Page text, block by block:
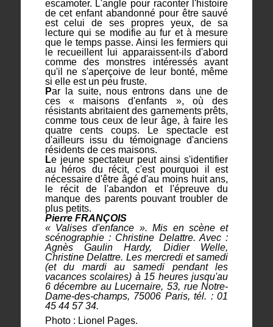
escamoter. L'angle pour raconter l'histoire
de cet enfant abandonné pour être sauvé
est celui de ses propres yeux, de sa
lecture qui se modifie au fur et à mesure
que le temps passe. Ainsi les fermiers qui
le recueillent lui apparaissent-ils d'abord
comme des monstres intéressés avant
qu'il ne s'aperçoive de leur bonté, même
si elle est un peu fruste.
Par la suite, nous entrons dans une de
ces « maisons d'enfants », où des
résistants abritaient des garnements prêts,
comme tous ceux de leur âge, à faire les
quatre cents coups. Le spectacle est
d'ailleurs issu du témoignage d'anciens
résidents de ces maisons.
Le jeune spectateur peut ainsi s'identifier
au héros du récit, c'est pourquoi il est
nécessaire d'être âgé d'au moins huit ans,
le récit de l'abandon et l'épreuve du
manque des parents pouvant troubler de
plus petits.
Pierre FRANÇOIS
« Valises d'enfance ». Mis en scène et
scénographie : Christine Delattre. Avec :
Agnès Gaulin Hardy, Didier Welle,
Christine Delattre. Les mercredi et samedi
(et du mardi au samedi pendant les
vacances scolaires) à 15 heures jusqu'au
6 décembre au Lucernaire, 53, rue Notre-
Dame-des-champs, 75006 Paris, tél. : 01
45 44 57 34.
Photo : Lionel Pages.